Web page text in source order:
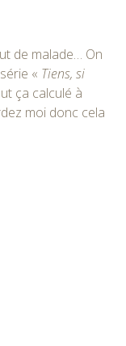
de malade… On
« Tiens, si
ça calculé à
moi donc cela